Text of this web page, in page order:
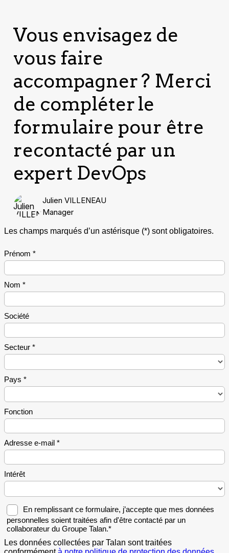
Vous envisagez de
vous faire
accompagner ? Merci
de compléter le
formulaire pour être
recontacté par un
expert DevOps
Julien VILLENEAU
Manager